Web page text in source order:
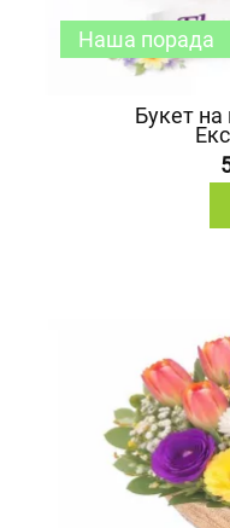
Букет на
Наша порада